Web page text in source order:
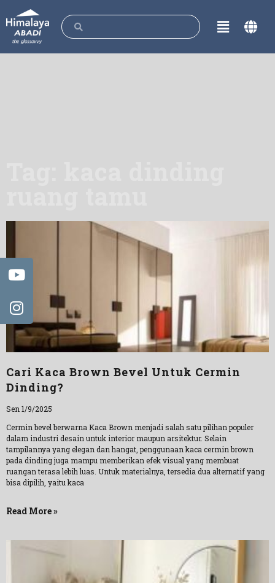
Cari Kaca Brown Bevel Untuk Cermin
Dinding?
Sen 1/9/2025
Cermin bevel berwarna Kaca Brown menjadi salah satu pilihan populer
dalam industri desain untuk interior maupun arsitektur. Selain
tampilannya yang elegan dan hangat, penggunaan kaca cermin brown
pada dinding juga mampu memberikan efek visual yang membuat
ruangan terasa lebih luas. Untuk materialnya, tersedia dua alternatif yang
bisa dipilih, yaitu kaca
Read More »